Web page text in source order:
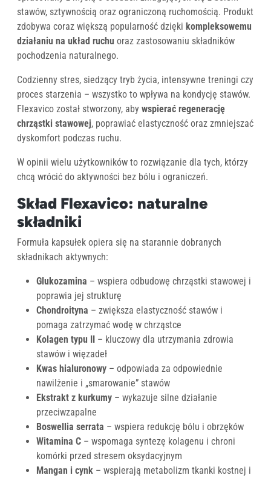
stawów, sztywnością oraz ograniczoną ruchomością. Produkt
zdobywa coraz większą popularność dzięki kompleksowemu
działaniu na układ ruchu oraz zastosowaniu składników
pochodzenia naturalnego.
Codzienny stres, siedzący tryb życia, intensywne treningi czy
proces starzenia – wszystko to wpływa na kondycję stawów.
Flexavico został stworzony, aby wspierać regenerację
chrząstki stawowej, poprawiać elastyczność oraz zmniejszać
dyskomfort podczas ruchu.
W opinii wielu użytkowników to rozwiązanie dla tych, którzy
chcą wrócić do aktywności bez bólu i ograniczeń.
Skład Flexavico: naturalne
składniki
Formuła kapsułek opiera się na starannie dobranych
składnikach aktywnych:
Glukozamina – wspiera odbudowę chrząstki stawowej i
poprawia jej strukturę
Chondroityna – zwiększa elastyczność stawów i
pomaga zatrzymać wodę w chrząstce
Kolagen typu II – kluczowy dla utrzymania zdrowia
stawów i więzadeł
Kwas hialuronowy – odpowiada za odpowiednie
nawilżenie i „smarowanie” stawów
Ekstrakt z kurkumy – wykazuje silne działanie
przeciwzapalne
Boswellia serrata – wspiera redukcję bólu i obrzęków
Witamina C – wspomaga syntezę kolagenu i chroni
komórki przed stresem oksydacyjnym
Mangan i cynk – wspierają metabolizm tkanki kostnej i